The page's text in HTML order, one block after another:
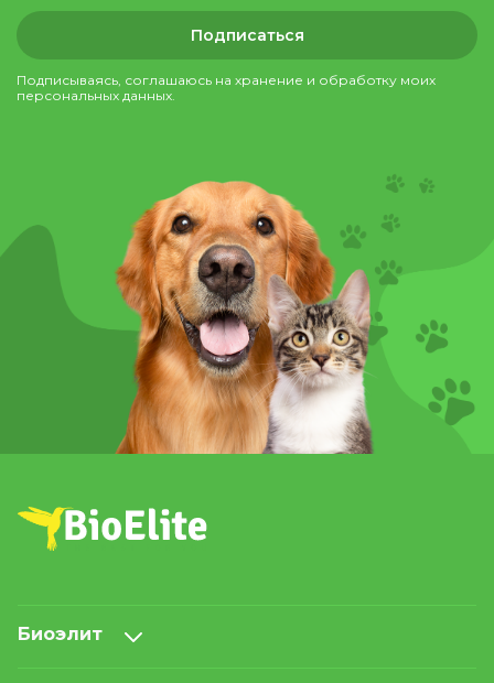
Подписаться
Подписываясь, соглашаюсь на хранение и обработку моих
персональных данных.
Биоэлит